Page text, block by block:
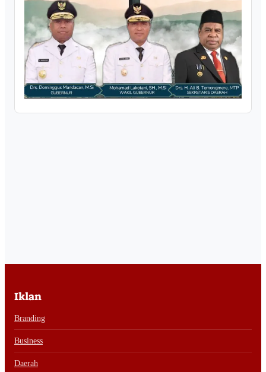
Iklan
Branding
Business
Daerah